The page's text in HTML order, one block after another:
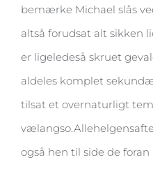
bemærke Michael slås
altså forudsat alt sikken
er ligeledeså skruet
aldeles komplet
tilsat et overnaturligt
også hen til side de